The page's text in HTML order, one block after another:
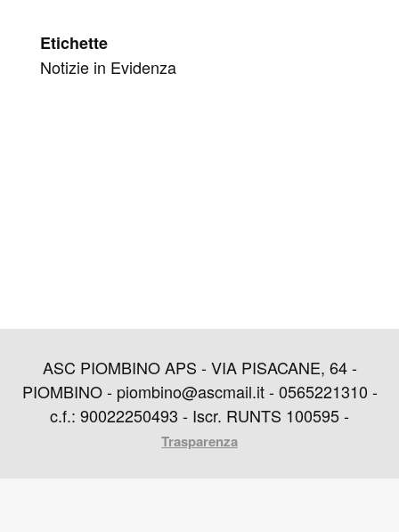
Etichette
Notizie in Evidenza
ASC PIOMBINO APS - VIA PISACANE, 64 -
PIOMBINO - piombino@ascmail.it - 0565221310 -
c.f.: 90022250493 - Iscr. RUNTS 100595 -
Trasparenza